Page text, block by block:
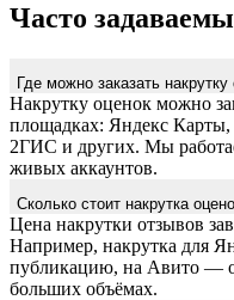
Часто
Где можно заказать накрутку
Накрутку оценок можно
площадках: Яндекс
2ГИС и других. Мы
живых аккаунтов.
Сколько стоит накрутка
Цена накрутки отзывов
Например, накрутка для
публикацию, на Авито —
больших объёмах.